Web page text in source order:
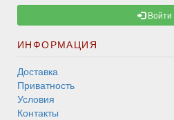
Войти
ИНФОРМАЦИЯ
Доставка
Приватность
Условия
Контакты